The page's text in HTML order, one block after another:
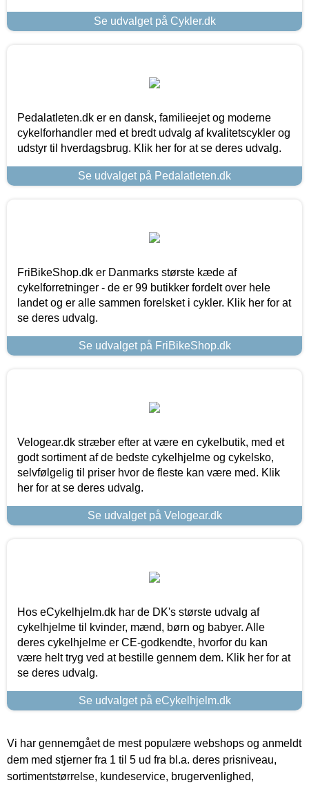
Se udvalget på Cykler.dk
Pedalatleten.dk er en dansk, familieejet og moderne
cykelforhandler med et bredt udvalg af kvalitetscykler og
udstyr til hverdagsbrug. Klik her for at se deres udvalg.
Se udvalget på Pedalatleten.dk
FriBikeShop.dk er Danmarks største kæde af
cykelforretninger - de er 99 butikker fordelt over hele
landet og er alle sammen forelsket i cykler. Klik her for at
se deres udvalg.
Se udvalget på FriBikeShop.dk
Velogear.dk stræber efter at være en cykelbutik, med et
godt sortiment af de bedste cykelhjelme og cykelsko,
selvfølgelig til priser hvor de fleste kan være med. Klik
her for at se deres udvalg.
Se udvalget på Velogear.dk
Hos eCykelhjelm.dk har de DK's største udvalg af
cykelhjelme til kvinder, mænd, børn og babyer. Alle
deres cykelhjelme er CE-godkendte, hvorfor du kan
være helt tryg ved at bestille gennem dem. Klik her for at
se deres udvalg.
Se udvalget på eCykelhjelm.dk
Vi har gennemgået de mest populære webshops og anmeldt
dem med stjerner fra 1 til 5 ud fra bl.a. deres prisniveau,
sortimentstørrelse, kundeservice, brugervenlighed,